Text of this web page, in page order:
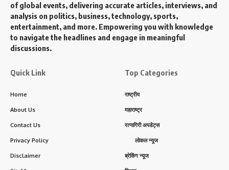
of global events, delivering accurate articles, interviews, and
analysis on politics, business, technology, sports,
entertainment, and more. Empowering you with knowledge
to navigate the headlines and engage in meaningful
discussions.
Quick Link
Home
About Us
Contact Us
Privacy Policy
Disclaimer
Top Categories
राष्ट्रीय
महाराष्ट्र
रत्नागिरी अपडेट्स
लोकल न्यूज
ब्रेकिंग न्यूज